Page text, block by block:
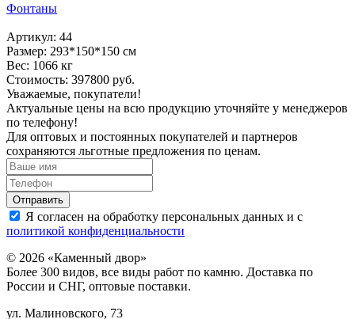
Фонтаны
Артикул: 44
Размер: 293*150*150 см
Вес: 1066 кг
Стоимость: 397800 руб.
Уважаемые, покупатели!
Актуальные цены на всю продукцию уточняйте у менеджеров
по телефону!
Для оптовых и постоянных покупателей и партнеров
сохраняются льготные предложения по ценам.
Я согласен на обработку персональных данных и с
политикой конфиденциальности
© 2026 «Каменный двор»
Более 300 видов, все виды работ по камню. Доставка по
России и СНГ, оптовые поставки.
ул. Малиновского, 73